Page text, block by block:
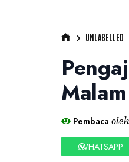
UNLABELLED
Pembaca oleh
WHATSAPP